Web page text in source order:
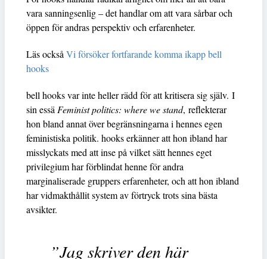
vara sanningsenlig – det handlar om att vara sårbar och
öppen för andras perspektiv och erfarenheter.
Läs ocksåVi försöker fortfarande komma ikapp bell
hooks
bell hooks var inte heller rädd för att kritisera sig själv. I
sin essäFeminist politics: where we stand, reflekterar
hon bland annat över begränsningarna i hennes egen
feministiska politik. hooks erkänner att hon ibland har
misslyckats med att inse på vilket sätt hennes eget
privilegium har förblindat henne för andra
marginaliserade gruppers erfarenheter, och att hon ibland
har vidmakthållit system av förtryck trots sina bästa
avsikter.
”Jag skriver den här